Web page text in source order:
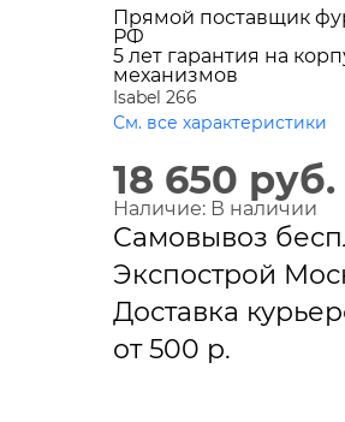
Прямой поставщик
РФ
5 лет гарантия на
механизмов
Isabel 266
См. все характеристики
18 650 руб.
Наличие: В наличии
Самовывоз
Экспострой
Доставка
от 500 р.